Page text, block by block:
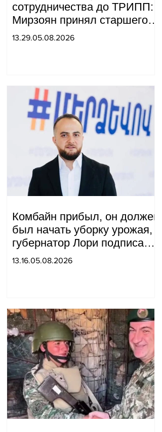
сотрудничества до ТРИПП:
Мирзоян принял старшего
советника специального
13.29.05.08.2026
Комбайн прибыл, он должен
был начать уборку урожая,
губернатор Лори подписал
постановление о запрете
13.16.05.08.2026